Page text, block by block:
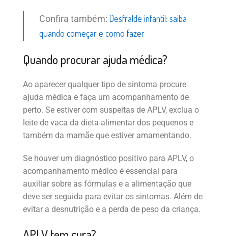
Confira também: Desfralde infantil: saiba
quando começar e como fazer
Quando procurar ajuda médica?
Ao aparecer qualquer tipo de sintoma procure
ajuda médica e faça um acompanhamento de
perto. Se estiver com suspeitas de APLV, exclua o
leite de vaca da dieta alimentar dos pequenos e
também da mamãe que estiver amamentando.
Se houver um diagnóstico positivo para APLV, o
acompanhamento médico é essencial para
auxiliar sobre as fórmulas e a alimentação que
deve ser seguida para evitar os sintomas. Além de
evitar a desnutrição e a perda de peso da criança.